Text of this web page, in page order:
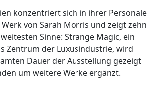
konzentriert sich in ihrer Personale
von Sarah Morris und zeigt zehn
Sinne: Strange Magic, ein
Zentrum der Luxusindustrie, wird
Dauer der Ausstellung gezeigt
um weitere Werke ergänzt.